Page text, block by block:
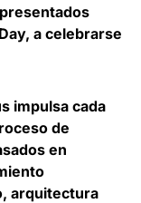
a celebrarse
impulsa cada
de
en
arquitectura